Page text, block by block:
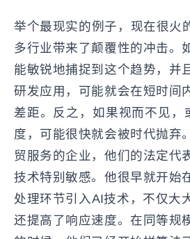
举个最现实的例子，现在很火
多行业带来了颠覆性的冲击。
能敏锐地捕捉到这个趋势，并
研发应用，可能就会在短时间
差距。反之，如果视而不见，
度，可能很快就会被时代抛弃
贸服务的企业，他们的法定代
技术特别敏感。他很早就开始
处理环节引入AI技术，不仅大
还提高了响应速度。在同等规